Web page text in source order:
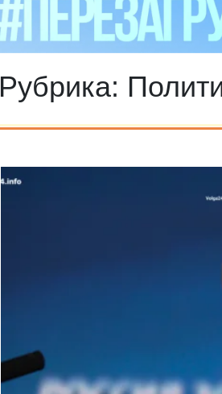
Рубрика: